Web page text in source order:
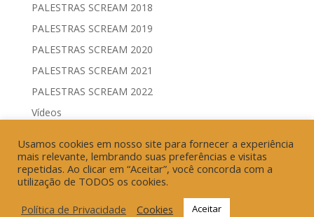
PALESTRAS SCREAM 2018
PALESTRAS SCREAM 2019
PALESTRAS SCREAM 2020
PALESTRAS SCREAM 2021
PALESTRAS SCREAM 2022
Vídeos
Geração de Resultados & Eficiência Publicitária
Usamos cookies em nosso site para fornecer a experiência
mais relevante, lembrando suas preferências e visitas
repetidas. Ao clicar em “Aceitar”, você concorda com a
utilização de TODOS os cookies.
Política de Privacidade
Cookies Aceitar